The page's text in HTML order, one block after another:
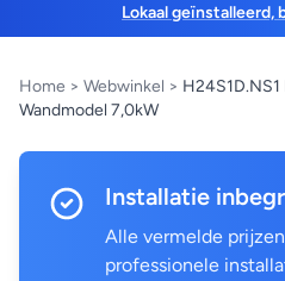
Lokaal geïnstalleerd,
Home > Webwinkel >
Wandmodel 7,0kW
Installatie
Alle vermelde
professionele